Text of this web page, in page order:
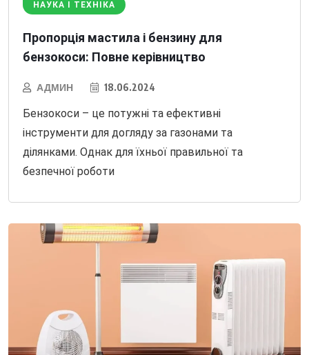
НАУКА І ТЕХНІКА
Пропорція мастила і бензину для
бензокоси: Повне керівництво
АДМИН 18.06.2024
Бензокоси – це потужні та ефективні
інструменти для догляду за газонами та
ділянками. Однак для їхньої правильної та
безпечної роботи